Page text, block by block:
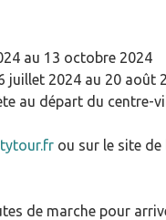
au 13 octobre 2024
juillet 2024 au 20 août
au départ du centre-
ou sur le site de
de marche pour